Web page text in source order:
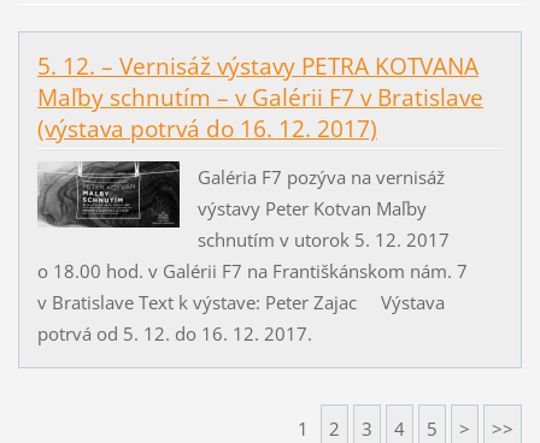
5. 12. – Vernisáž výstavy PETRA KOTVANA
Maľby schnutím – v Galérii F7 v Bratislave
(výstava potrvá do 16. 12. 2017)
Galéria F7 pozýva na vernisáž
výstavy Peter Kotvan Maľby
schnutím v utorok 5. 12. 2017
o 18.00 hod. v Galérii F7 na Františkánskom nám. 7
v Bratislave Text k výstave: Peter Zajac Výstava
potrvá od 5. 12. do 16. 12. 2017.
1 2 3 4 5 > >>